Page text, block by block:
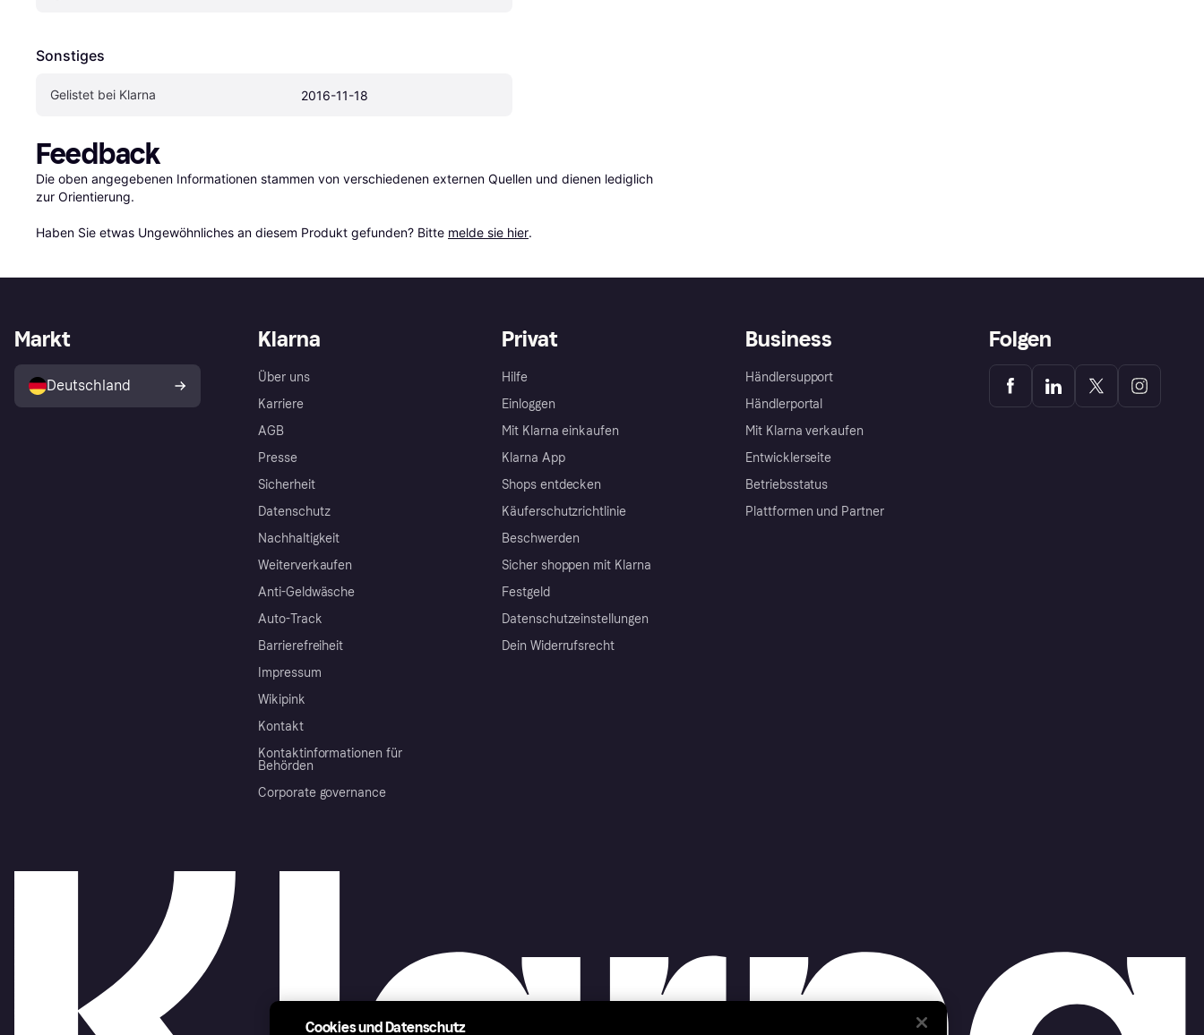
Sonstiges
Gelistet bei Klarna 2016-11-18
Feedback
Die oben angegebenen Informationen stammen von verschiedenen externen Quellen und dienen lediglich
zur Orientierung.
Haben Sie etwas Ungewöhnliches an diesem Produkt gefunden? Bitte melde sie hier.
Klarna
Über uns
Karriere
AGB
Presse
Sicherheit
Datenschutz
Nachhaltigkeit
Weiterverkaufen
Anti-Geldwäsche
Auto-Track
Barrierefreiheit
Impressum
Wikipink
Kontakt
Kontaktinformationen für
Behörden
Corporate governance
Privat
Hilfe
Einloggen
Mit Klarna einkaufen
Klarna App
Shops entdecken
Käuferschutzrichtlinie
Beschwerden
Sicher shoppen mit Klarna
Festgeld
Datenschutzeinstellungen
Dein Widerrufsrecht
Business
Händlersupport
Händlerportal
Mit Klarna verkaufen
Entwicklerseite
Betriebsstatus
Plattformen und Partner
Markt
Deutschland
Folgen
Cookies und Datenschutz